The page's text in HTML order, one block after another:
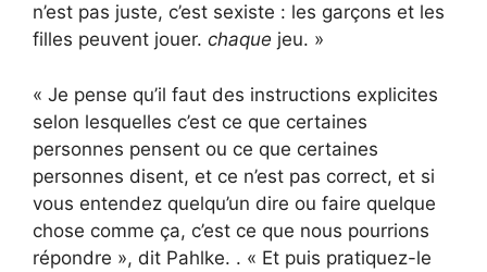
n’est pas juste, c’est sexiste : les garçons et les
filles peuvent jouer. chaque jeu. »
« Je pense qu’il faut des instructions explicites
selon lesquelles c’est ce que certaines
personnes pensent ou ce que certaines
personnes disent, et ce n’est pas correct, et si
vous entendez quelqu’un dire ou faire quelque
chose comme ça, c’est ce que nous pourrions
répondre », dit Pahlke. . « Et puis pratiquez-le